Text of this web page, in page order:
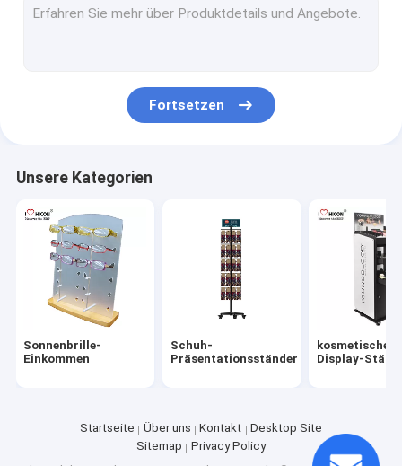
Kleingondelfach
Spinnerpräsentationsständer
Speicher-Fach
Pappanzeige
Fortsetzen
Unsere Kategorien
Sonnenbrille-
Einkommen
Schuh-
Präsentationsständer
kosmetische
Display-
Startseite Über uns Kontakt
Desktop Site
Sitemap
Privacy Policy